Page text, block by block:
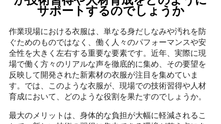
サポートするのでしょうか
作業現場における衣服は、単なる身だしなみや汚れを防
ぐためのものではなく、働く人々のパフォーマンスや安
全性を大きく左右する重要な要素です。近年、実際に現
場で働く方々のリアルな声を徹底的に集め、その要望を
反映して開発された新素材の衣服が注目を集めていま
す。では、このような衣服が、現場での技術習得や人材
育成において、どのような役割を果たすのでしょうか。
最大のメリットは、身体的な負担が大幅に軽減されるこ